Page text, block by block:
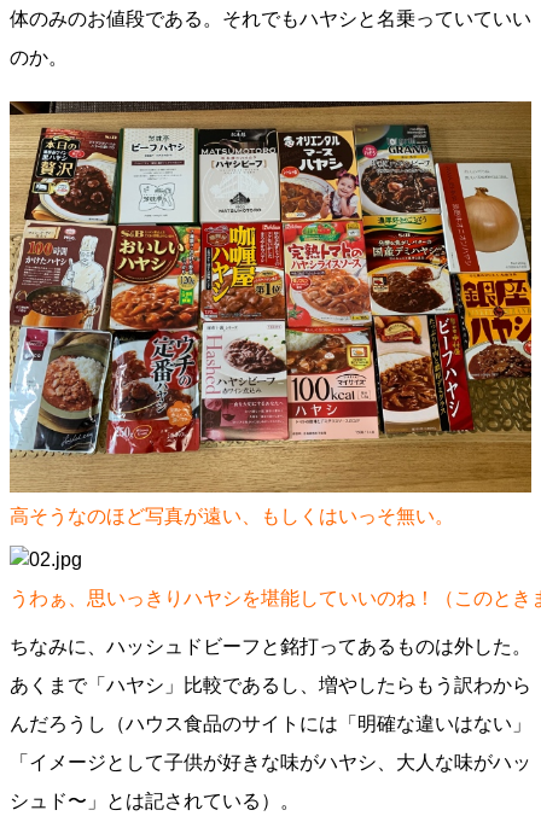
体のみのお値段である。それでもハヤシと名乗っていていい
のか。
高そうなのほど写真が遠い、もしくはいっそ無い。
うわぁ、思いっきりハヤシを堪能していいのね！（このとき
ちなみに、ハッシュドビーフと銘打ってあるものは外した。
あくまで「ハヤシ」比較であるし、増やしたらもう訳わから
んだろうし（ハウス食品のサイトには「明確な違いはない」
「イメージとして子供が好きな味がハヤシ、大人な味がハッ
シュド〜」とは記されている）。